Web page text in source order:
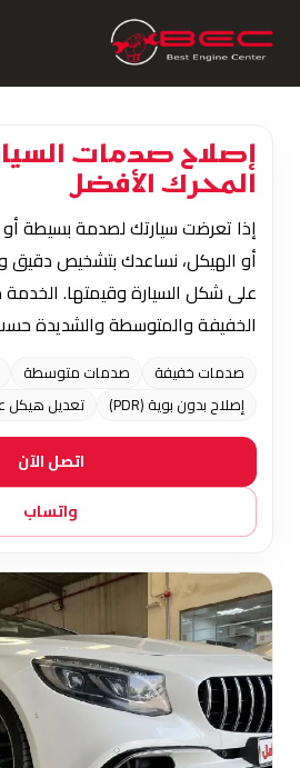
إصلاح صدمات
المحرك الأفضل
إذا تعرضت سيارتك لصدمة بسيطة
أو الهيكل، نساعدك بتشخيص
على شكل السيارة وقيمتها.
الخفيفة والمتوسطة والشديدة
صدمات خفيفة صدمات متوسطة
إصلاح بدون بوية (PDR)
تعديل هيكل
اتصل الآن
واتساب